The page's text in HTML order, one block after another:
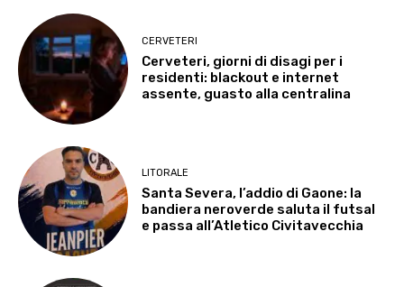
CERVETERI
Cerveteri, giorni di disagi per i
residenti: blackout e internet
assente, guasto alla centralina
LITORALE
Santa Severa, l’addio di Gaone: la
bandiera neroverde saluta il futsal
e passa all’Atletico Civitavecchia